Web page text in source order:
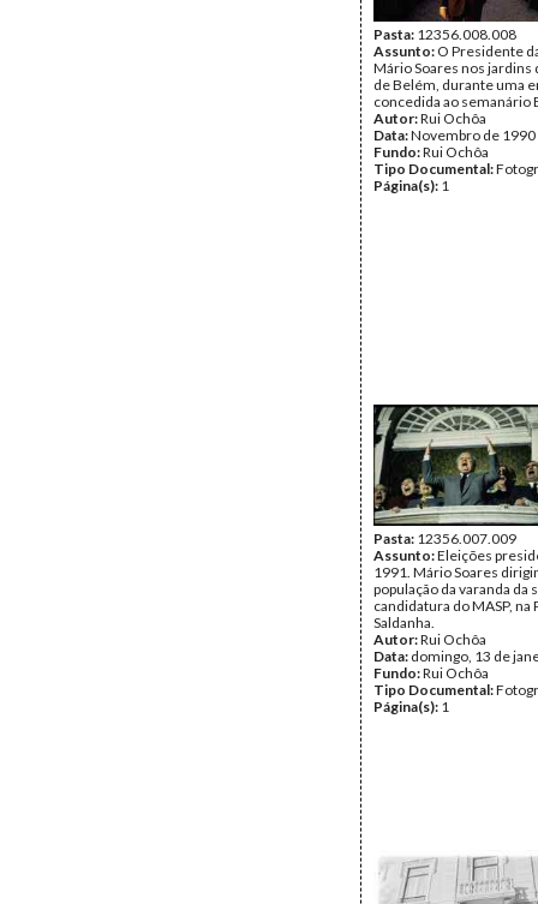
Pasta: 12356.008.008
Assunto: O Presidente
Mário Soares nos jardins
de Belém, durante uma
concedida ao semanário
Autor:Rui Ochôa
Data:Novembro de 1990
Fundo:Rui Ochôa
Tipo Documental:
Página(s): 1
Pasta: 12356.007.009
Assunto:Eleições
1991. Mário Soares
população da varanda da
candidatura do MASP, na
Saldanha.
Autor:Rui Ochôa
Data: domingo, 13 de
Fundo:Rui Ochôa
Tipo Documental:
Página(s): 1